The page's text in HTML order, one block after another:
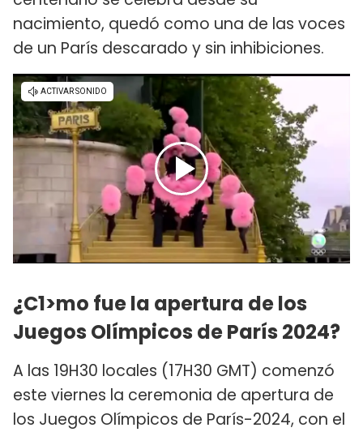
nacimiento, quedó como una de las voces
de un París descarado y sin inhibiciones.
¿C1>mo fue la apertura de los
Juegos Olímpicos de París 2024?
A las 19H30 locales (17H30 GMT) comenzó
este viernes la ceremonia de apertura de
los Juegos Olímpicos de París-2024, con el